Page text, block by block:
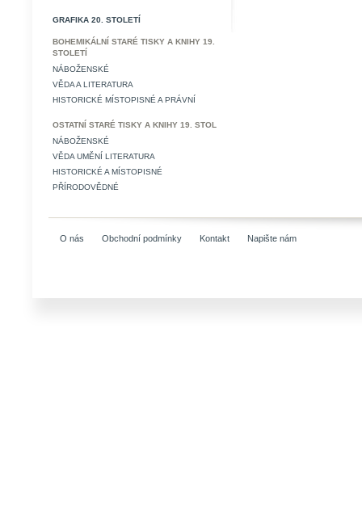
GRAFIKA 20. STOLETÍ
BOHEMIKÁLNÍ STARÉ TISKY A KNIHY 19.
STOLETÍ
NÁBOŽENSKÉ
VĚDA A LITERATURA
HISTORICKÉ MÍSTOPISNÉ A PRÁVNÍ
OSTATNÍ STARÉ TISKY A KNIHY 19. STOL
NÁBOŽENSKÉ
VĚDA UMĚNÍ LITERATURA
HISTORICKÉ A MÍSTOPISNÉ
PŘÍRODOVĚDNÉ
O nás Obchodní podmínky Kontakt Napište nám